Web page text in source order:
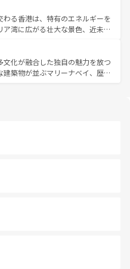
、ベトナムコーヒーなどは、ぜ
の地域を訪れてもあたたかい人々
ので、きっと忘れられない旅にな
部ではチェンマイなどの山岳地
部ではプーケットやクラビの美し
を楽しむことができる。タイ料理
で、どの季節にも異なる楽しみ
すいタイの人々、仏教を中心とし
光資源が、訪れる旅人を魅了し続
わる香港は、特有のエネルギーを
ア湾に広がる壮大な景色、近未来
るはず。観光スポットが密集し
ろを回れるのも魅力。息をのむよ
験まで、香港を存分に楽しみ尽く
文化が融合した独自の魅力を放つ
建築物が並ぶマリーナベイ、歴史
情を楽しめる外せないスポット